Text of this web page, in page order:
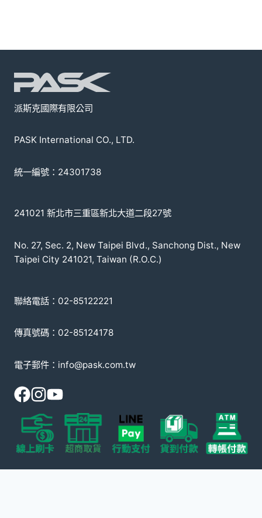
派斯克國際有限公司
PASK International CO., LTD.
統一編號：24301738
241021 新北市三重區新北大道二段27號
No. 27, Sec. 2, New Taipei Blvd., Sanchong Dist., New
Taipei City 241021, Taiwan (R.O.C.)
聯絡電話：02-85122221
傳真號碼：02-85124178
電子郵件：info@pask.com.tw